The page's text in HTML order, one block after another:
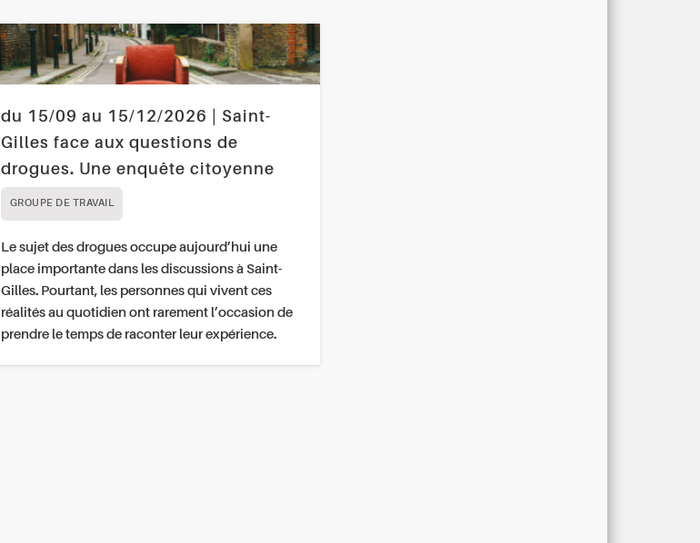
du 15/09 au 15/12/2026 | Saint-
Gilles face aux questions de
drogues. Une enquête citoyenne
GROUPE DE TRAVAIL
Le sujet des drogues occupe aujourd’hui une
place importante dans les discussions à Saint-
Gilles. Pourtant, les personnes qui vivent ces
réalités au quotidien ont rarement l’occasion de
prendre le temps de raconter leur expérience.